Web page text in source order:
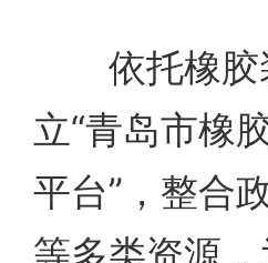
依托橡胶
立“青岛市橡
平台”，整合
等多类资源